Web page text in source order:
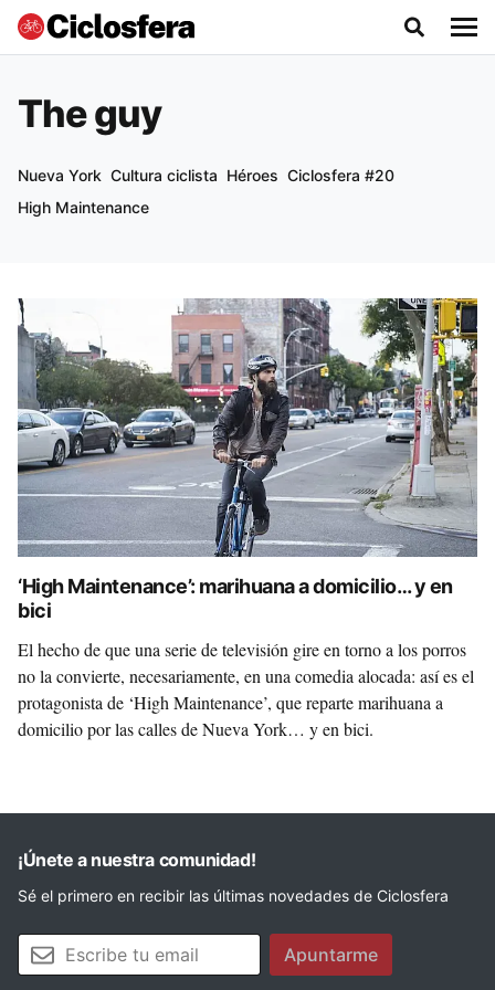
The guy
Nueva York Cultura ciclista Héroes Ciclosfera #20
High Maintenance
‘High Maintenance’: marihuana a domicilio… y en
bici
El hecho de que una serie de televisión gire en torno a los porros
no la convierte, necesariamente, en una comedia alocada: así es el
protagonista de ‘High Maintenance’, que reparte marihuana a
domicilio por las calles de Nueva York… y en bici.
¡Únete a nuestra comunidad!
Sé el primero en recibir las últimas novedades de Ciclosfera
Tu email Apuntarme